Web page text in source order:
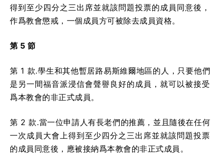
得到至少四分之三出席並就該問題投票的成員同意後，
作爲教會懲戒，一個成員方可被除去成員資格。
第 5 節
第 1 款.學生和其他暫居路易斯維爾地區的人，只要他們
是另一間福音派浸信會聲譽良好的成員，就可以被接受
爲本教會的非正式成員。
第 2 款.當一位申請人有長老們的推薦，並且隨後在任何
一次成員大會上得到至少四分之三出席並就該問題投票
的成員同意後，應被接納爲本教會的非正式成員。